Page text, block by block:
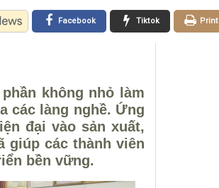
Print
Tiktok
Facebook
không nhỏ làm
các làng nghề. Ứng
đại vào sản xuất,
giúp các thành viên
bền vững.